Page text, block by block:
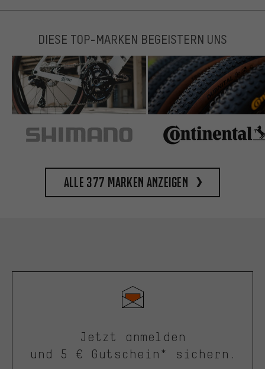
DIESE TOP-MARKEN BEGEISTERN UNS
Alle 377 Marken anzeigen
Jetzt anmelden
und 5 € Gutschein* sichern.